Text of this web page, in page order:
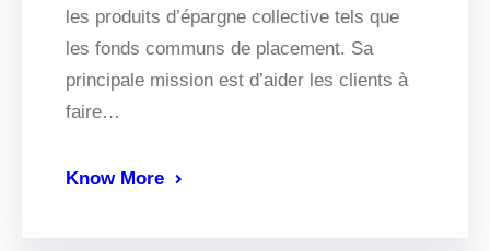
les produits d’épargne collective tels que
les fonds communs de placement. Sa
principale mission est d’aider les clients à
faire…
Know More